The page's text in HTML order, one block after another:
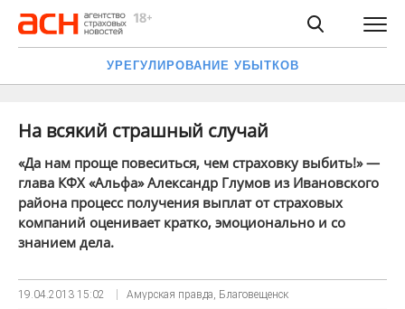
УРЕГУЛИРОВАНИЕ УБЫТКОВ
На всякий страшный случай
«Да нам проще повеситься, чем страховку выбить!» —
глава КФХ «Альфа» Александр Глумов из Ивановского
района процесс получения выплат от страховых
компаний оценивает кратко, эмоционально и со
знанием дела.
19.04.2013 15:02 Амурская правда, Благовещенск